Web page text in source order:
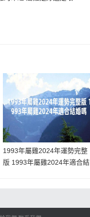
1993年屬雞2024年運勢完整
版 1993年屬雞2024年適合結